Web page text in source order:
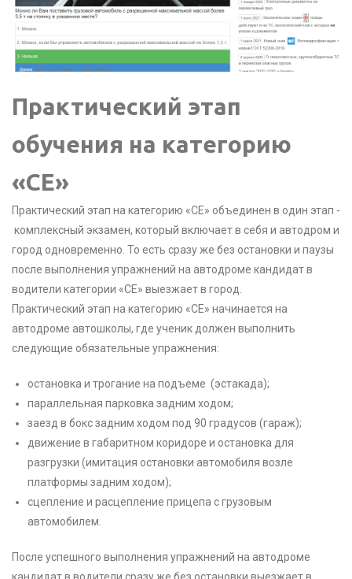
Практический этап
обучения на категорию
«CE»
Практический этап на категорию «CE» объединен в один этап -
комплексный экзамен, который включает в себя и автодром и
город одновременно. То есть сразу же без остановки и паузы
после выполнения упражнений на автодроме кандидат в
водители категории «CE» выезжает в город.
Практический этап на категорию «CE» начинается на
автодроме автошколы, где ученик должен выполнить
следующие обязательные упражнения:
остановка и трогание на подъеме (эстакада);
параллельная парковка задним ходом;
заезд в бокс задним ходом под 90 градусов (гараж);
движение в габаритном коридоре и остановка для
разгрузки (имитация остановки автомобиля возле
платформы задним ходом);
сцепление и расцепление прицепа с грузовым
автомобилем.
После успешного выполнения упражнений на автодроме
кандидат в водители сразу же без остановки выезжает в